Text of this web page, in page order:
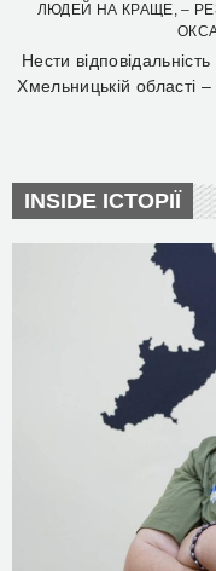
ЛЮДЕЙ НА КРАЩЕ, –
Нести
Хмельницькій області
INSIDE ІСТОРІЇ